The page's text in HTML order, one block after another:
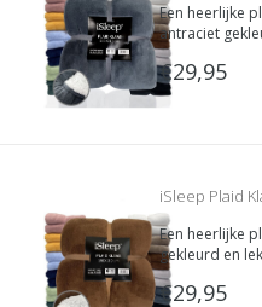
Een heerlijke
antraciet
meter lang
kunt bedekken
De binnenkant
€29,95
iSleep Plaid
Een heerlijke
gekleurd en
lang waardoor
bedekken met
€29,95